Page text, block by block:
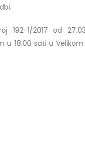
192-1/2017 od
u 18.00 sati u